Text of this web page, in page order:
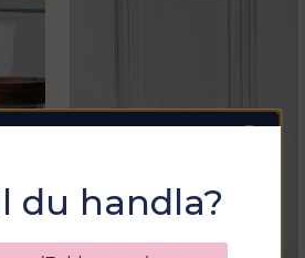
med
15% rabatt
du handla?